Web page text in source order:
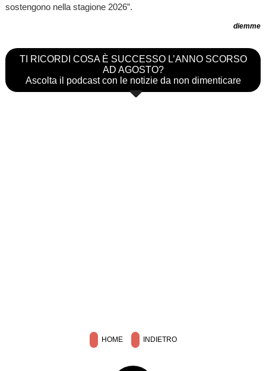
sostengono nella stagione 2026”.
diemme
TI RICORDI COSA È SUCCESSO L’ANNO SCORSO
AD AGOSTO?
Ascolta il podcast con le notizie da non dimenticare
HOME INDIETRO